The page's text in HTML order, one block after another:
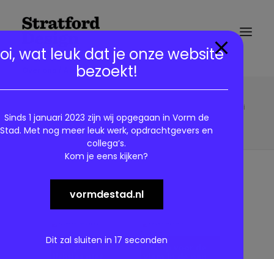
Over ons / About us
3 Brandweer.StratfordDesignkopie
Brandweer Amsterdam Amstelland - Kersttrui
3 Brandweer.StratfordDesignkopie
wat leuk dat je onze website
bezoekt!
Sinds 1 januari 2023 zijn wij opgegaan in Vorm de
Stad. Met nog meer leuk werk, opdrachtgevers en
collega’s.
Kom je eens kijken?
vormdestad.nl
Dit zal sluiten in 17 seconden